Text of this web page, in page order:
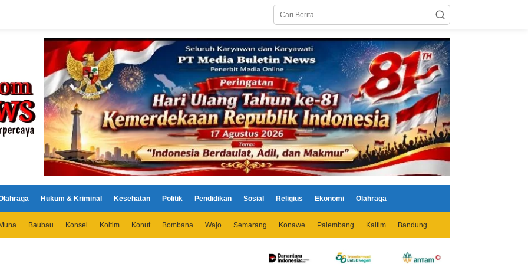
Hukum & Kriminal Kesehatan Politik Pendidikan Sosial Religius Ekonomi Olahraga
Baubau Konsel Koltim Konut Bombana Wajo Semarang Konawe Palembang Kaltim Bandung